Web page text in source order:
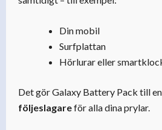
Din mobil
Surfplattan
Hörlurar eller
Det gör Galaxy Battery Pack till en
följeslagareför alla dina prylar.